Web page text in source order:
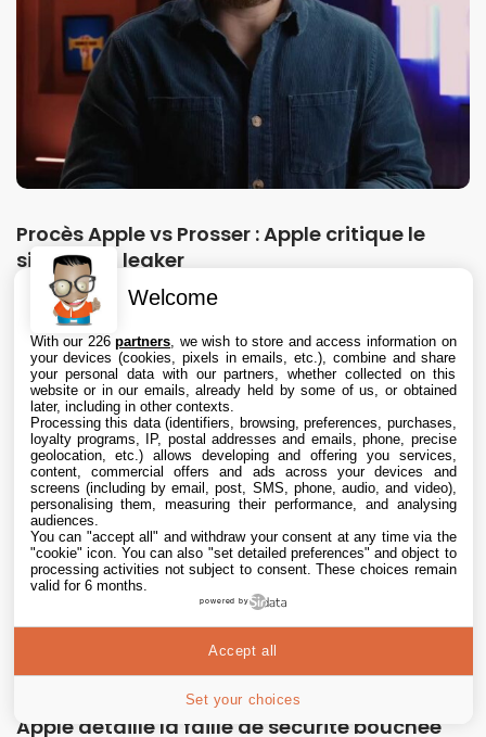
Procès Apple vs Prosser : Apple critique le
silence du leaker
6 Aug. 2026 • 22:40
Apple détaille la faille de sécurité bouchée
Welcome
With our 226partners , we wish to store and access information on
your devices (cookies, pixels in emails, etc.), combine and share
your personal data with our partners, whether collected on this
website or in our emails, already held by some of us, or obtained
later, including in other contexts.
Processing this data (identifiers, browsing, preferences, purchases,
loyalty programs, IP, postal addresses and emails, phone, precise
geolocation, etc.) allows developing and offering you services,
content, commercial offers and ads across your devices and
screens (including by email, post, SMS, phone, audio, and video),
personalising them, measuring their performance, and analysing
audiences.
You can "accept all" and withdraw your consent at any time via the
"cookie" icon. You can also "set detailed preferences" and object to
processing activities not subject to consent. These choices remain
valid for 6 months.
powered by
Set your choices
Accept all